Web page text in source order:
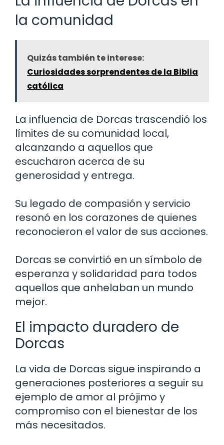
la comunidad
Quizás también te interese:
Curiosidades sorprendentes de la Biblia
católica
La influencia de Dorcas trascendió los
límites de su comunidad local,
alcanzando a aquellos que
escucharon acerca de su
generosidad y entrega.
Su legado de compasión y servicio
resonó en los corazones de quienes
reconocieron el valor de sus acciones.
Dorcas se convirtió en un símbolo de
esperanza y solidaridad para todos
aquellos que anhelaban un mundo
mejor.
El impacto duradero de
Dorcas
La vida de Dorcas sigue inspirando a
generaciones posteriores a seguir su
ejemplo de amor al prójimo y
compromiso con el bienestar de los
más necesitados.